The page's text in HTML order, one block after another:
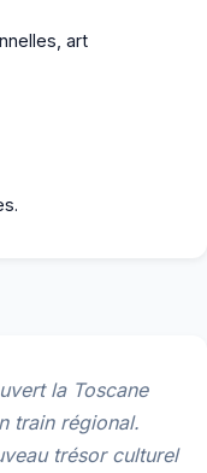
art
la Toscane
train régional.
trésor culturel